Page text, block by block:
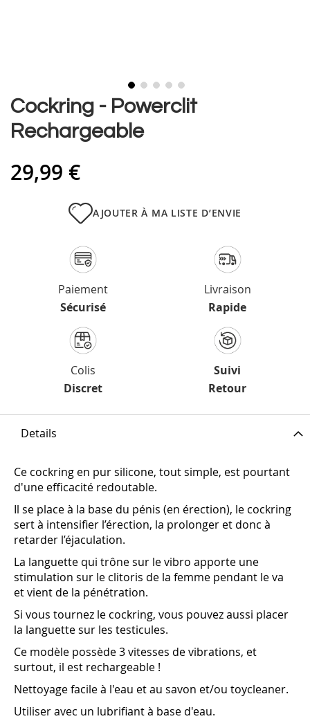
Skip
the
beginning
the
images
Cockring - Powerclit
Rechargeable
29,99 €
AJOUTER À MA LISTE D’ENVIE
Paiement
Sécurisé
Livraison
Rapide
Colis
Discret
Suivi
Retour
Details
Ce cockring en pur silicone, tout simple, est pourtant
d'une efficacité redoutable.
Il se place à la base du pénis (en érection), le cockring
sert à intensifier l’érection, la prolonger et donc à
retarder l’éjaculation.
La languette qui trône sur le vibro apporte une
stimulation sur le clitoris de la femme pendant le va
et vient de la pénétration.
Si vous tournez le cockring, vous pouvez aussi placer
la languette sur les testicules.
Ce modèle possède 3 vitesses de vibrations, et
surtout, il est rechargeable !
Nettoyage facile à l'eau et au savon et/ou toycleaner.
Utiliser avec un lubrifiant à base d'eau.